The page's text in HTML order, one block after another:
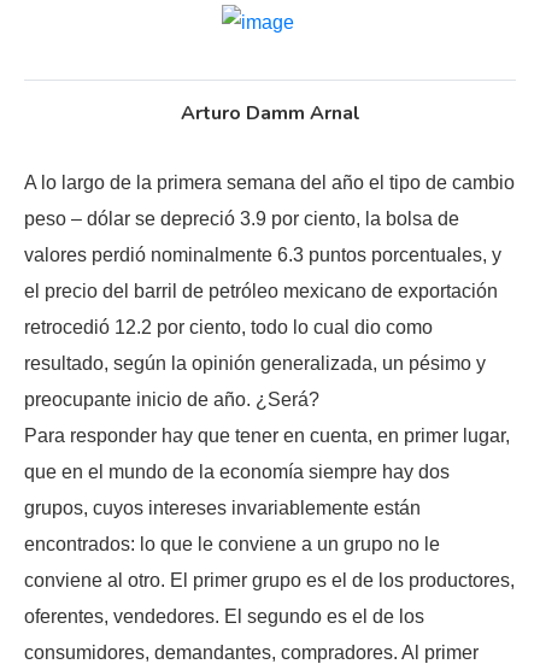
Arturo Damm Arnal
A lo largo de la primera semana del año el tipo de cambio
peso – dólar se depreció 3.9 por ciento, la bolsa de
valores perdió nominalmente 6.3 puntos porcentuales, y
el precio del barril de petróleo mexicano de exportación
retrocedió 12.2 por ciento, todo lo cual dio como
resultado, según la opinión generalizada, un pésimo y
preocupante inicio de año. ¿Será?
Para responder hay que tener en cuenta, en primer lugar,
que en el mundo de la economía siempre hay dos
grupos, cuyos intereses invariablemente están
encontrados: lo que le conviene a un grupo no le
conviene al otro. El primer grupo es el de los productores,
oferentes, vendedores. El segundo es el de los
consumidores, demandantes, compradores. Al primer